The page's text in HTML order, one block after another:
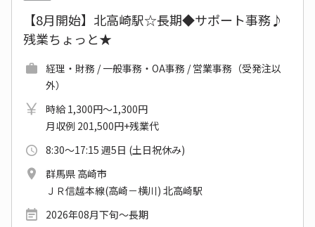
【8月開始】北高崎駅☆長期◆サポート事務♪
残業ちょっと★
経理・財務 / 一般事務・OA事務 / 営業事務（受発注以
外）
時給 1,300円～1,300円
月収例 201,500円+残業代
8:30～17:15 週5日 (土日祝休み)
群馬県 高崎市
ＪＲ信越本線(高崎－横川) 北高崎駅
2026年08月下旬～長期